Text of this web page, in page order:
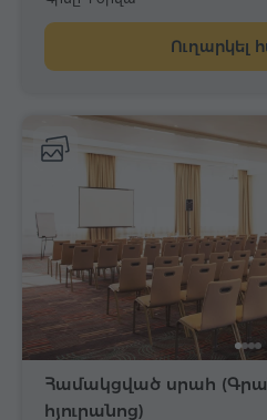
Ուղարկել
Համակցված սրահ
հյուրանոց)